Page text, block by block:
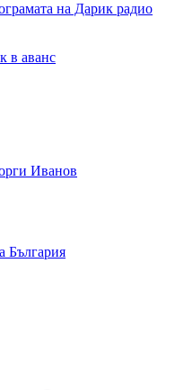
на Дарик радио
в аванс
Иванов
България